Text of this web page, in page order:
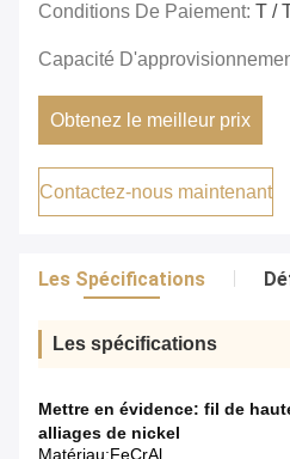
Conditions De Paiement: T /
Capacité
Obtenez le meilleur prix
Contactez-nous maintenant
Les Spécifications
Les spécifications
Mettre en évidence: fil de
alliages de nickel
Matériau:FeCrAl